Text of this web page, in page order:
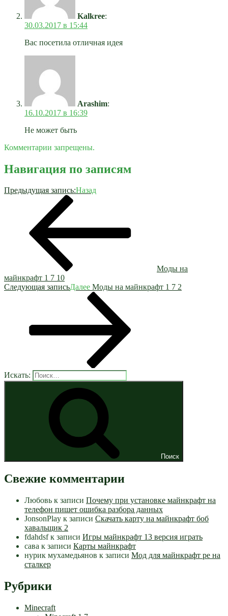
Kalkree:
30.03.2017 в 15:44
Вас посетила отличная идея
Arashim:
16.10.2017 в 16:39
Не может быть
Комментарии запрещены.
Навигация по записям
Предыдущая запись:Назад
Моды на
майнкрафт 1 7 10
Следующая записьДалее Моды на майнкрафт 1 7 2
Искать:
Поиск
Свежие комментарии
Любовь к записи Почему при установке майнкрафт на
телефон пишет ошибка разбора данных
JonsonPlay к записи Скачать карту на майнкрафт боб
хавальщик 2
fdahdsfк записи Игры майнкрафт 13 версия играть
сава к записи Карты майнкрафт
нурик мухамедьянов к записи Мод для майнкрафт pe на
сталкер
Рубрики
Minecraft